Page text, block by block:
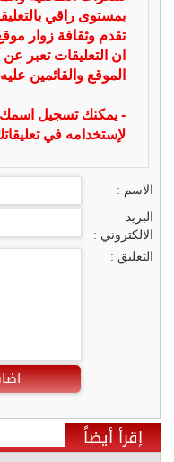
بمستوى راقي
تقدم وثقافة زوار
ان التعليقات تعبر
الموقع والقائمين
- يمكنك تسجيل اسمك
لإستخدامه في
الاسم :
البريد
الالكتروني :
التعليق :
إقرأ أيضاً